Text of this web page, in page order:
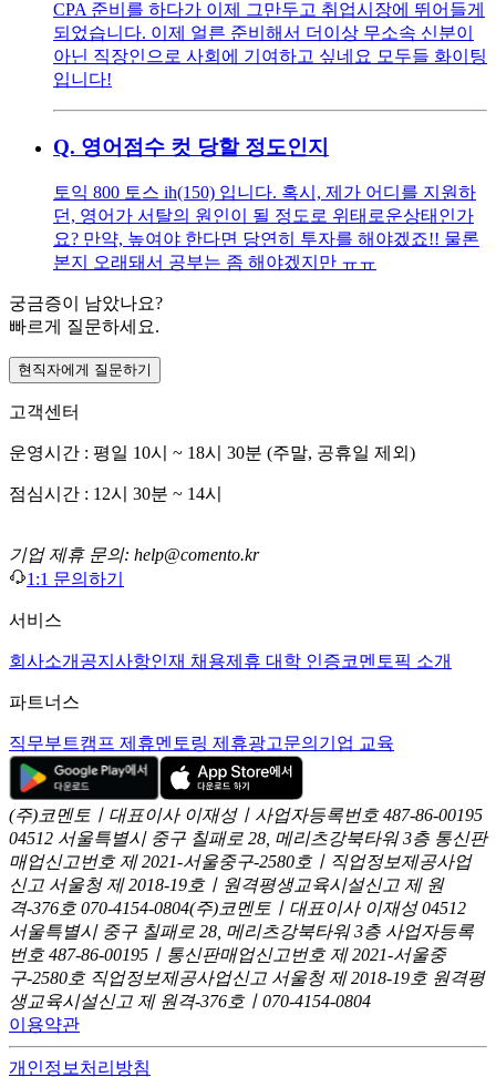
CPA 준비를 하다가 이제 그만두고 취업시장에 뛰어들게
되었습니다. 이제 얼른 준비해서 더이상 무소속 신분이
아닌 직장인으로 사회에 기여하고 싶네요 모두들 화이팅
입니다!
Q. 영어점수 컷 당할 정도인지
토익 800 토스 ih(150) 입니다. 혹시, 제가 어디를 지원하
던, 영어가 서탈의 원인이 될 정도로 위태로운상태인가
요? 만약, 높여야 한다면 당연히 투자를 해야겠죠!! 물론
본지 오래돼서 공부는 좀 해야겠지만 ㅠㅠ
궁금증이 남았나요?
빠르게 질문하세요.
현직자에게 질문하기
고객센터
운영시간 : 평일 10시 ~ 18시 30분 (주말, 공휴일 제외)
점심시간 : 12시 30분 ~ 14시
기업 제휴 문의: help@comento.kr
1:1 문의하기
서비스
회사소개 공지사항인재 채용제휴 대학 인증코멘토픽 소개
파트너스
직무부트캠프 제휴멘토링 제휴광고문의 기업 교육
(주)코멘토ㅣ대표이사 이재성ㅣ사업자등록번호 487-86-00195
04512 서울특별시 중구 칠패로 28, 메리츠강북타워 3층 통신판
매업신고번호 제 2021-서울중구-2580호ㅣ직업정보제공사업
신고 서울청 제 2018-19호ㅣ원격평생교육시설신고 제 원
격-376호 070-4154-0804(주)코멘토ㅣ대표이사 이재성 04512
서울특별시 중구 칠패로 28, 메리츠강북타워 3층 사업자등록
번호 487-86-00195ㅣ통신판매업신고번호 제 2021-서울중
구-2580호 직업정보제공사업신고 서울청 제 2018-19호 원격평
생교육시설신고 제 원격-376호ㅣ070-4154-0804
이용약관
개인정보처리방침